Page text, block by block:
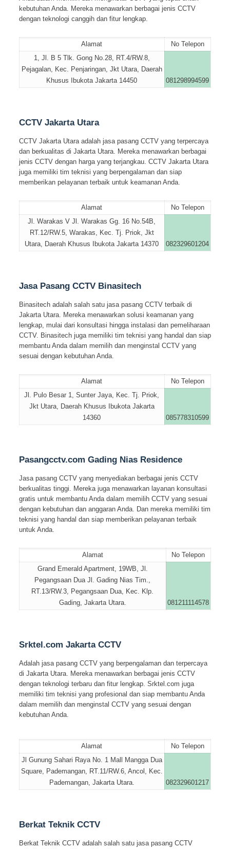
kebutuhan Anda. Mereka menawarkan berbagai jenis CCTV
dengan teknologi canggih dan fitur lengkap.
Alamat
No Telepon
1, Jl. B 5 Tlk. Gong No.28, RT.4/RW.8,
Pejagalan, Kec. Penjaringan, Jkt Utara, Daerah
Khusus Ibukota Jakarta 14450
081298994599
CCTV Jakarta Utara
CCTV Jakarta Utara adalah jasa pasang CCTV yang terpercaya
dan berkualitas di Jakarta Utara. Mereka menawarkan berbagai
jenis CCTV dengan harga yang terjangkau. CCTV Jakarta Utara
juga memiliki tim teknisi yang berpengalaman dan siap
memberikan pelayanan terbaik untuk keamanan Anda.
Alamat
No Telepon
Jl. Warakas V Jl. Warakas Gg. 16 No.54B,
RT.12/RW.5, Warakas, Kec. Tj. Priok, Jkt
Utara, Daerah Khusus Ibukota Jakarta 14370
082329601204
Jasa Pasang CCTV Binasitech
Binasitech adalah salah satu jasa pasang CCTV terbaik di
Jakarta Utara. Mereka menawarkan solusi keamanan yang
lengkap, mulai dari konsultasi hingga instalasi dan pemeliharaan
CCTV. Binasitech juga memiliki tim teknisi yang handal dan siap
membantu Anda dalam memilih dan menginstal CCTV yang
sesuai dengan kebutuhan Anda.
Alamat
No Telepon
Jl. Pulo Besar 1, Sunter Jaya, Kec. Tj. Priok,
Jkt Utara, Daerah Khusus Ibukota Jakarta
14360
085778310599
Pasangcctv.com Gading Nias Residence
Jasa pasang CCTV yang menyediakan berbagai jenis CCTV
berkualitas tinggi. Mereka juga menawarkan layanan konsultasi
gratis untuk membantu Anda dalam memilih CCTV yang sesuai
dengan kebutuhan dan anggaran Anda. Dan mereka memiliki tim
teknisi yang handal dan siap memberikan pelayanan terbaik
untuk Anda.
Alamat
No Telepon
Grand Emerald Apartment, 19WB, Jl.
Pegangsaan Dua Jl. Gading Nias Tim.,
RT.13/RW.3, Pegangsaan Dua, Kec. Klp.
Gading, Jakarta Utara.
081211114578
Srktel.com Jakarta CCTV
Adalah jasa pasang CCTV yang berpengalaman dan terpercaya
di Jakarta Utara. Mereka menawarkan berbagai jenis CCTV
dengan teknologi terbaru dan fitur lengkap. Srktel.com juga
memiliki tim teknisi yang profesional dan siap membantu Anda
dalam memilih dan menginstal CCTV yang sesuai dengan
kebutuhan Anda.
Alamat
No Telepon
Jl Gunung Sahari Raya No. 1 Mall Mangga Dua
Square, Pademangan, RT.11/RW.6, Ancol, Kec.
Pademangan, Jakarta Utara.
082329601217
Berkat Teknik CCTV
Berkat Teknik CCTV adalah salah satu jasa pasang CCTV